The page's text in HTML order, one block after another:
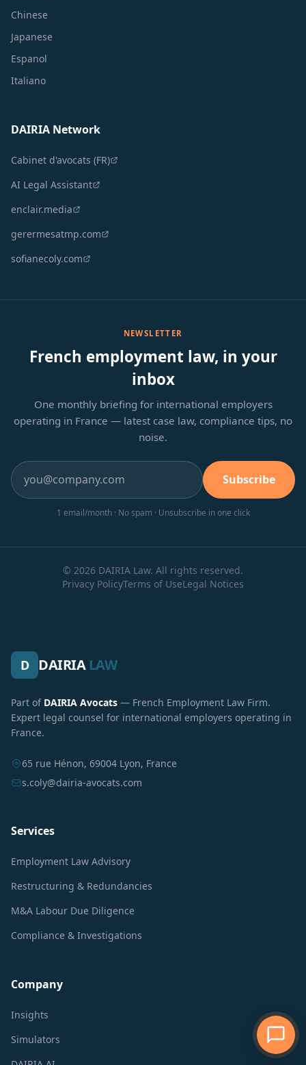
Chinese
Japanese
Espanol
Italiano
DAIRIA Network
Cabinet d'avocats (FR)
AI Legal Assistant
enclair.media
gerermesatmp.com
sofianecoly.com
NEWSLETTER
French employment law, in your
inbox
One monthly briefing for international employers
operating in France — latest case law, compliance tips, no
noise.
Subscribe
1 email/month · No spam · Unsubscribe in one click
© 2026 DAIRIA Law. All rights reserved.
Privacy PolicyTerms of UseLegal Notices
D DAIRIA LAW
Part of DAIRIA Avocats — French Employment Law Firm.
Expert legal counsel for international employers operating in
France.
65 rue Hénon, 69004 Lyon, France
s.coly@dairia-avocats.com
Services
Employment Law Advisory
Restructuring & Redundancies
M&A Labour Due Diligence
Compliance & Investigations
Company
Insights
Simulators